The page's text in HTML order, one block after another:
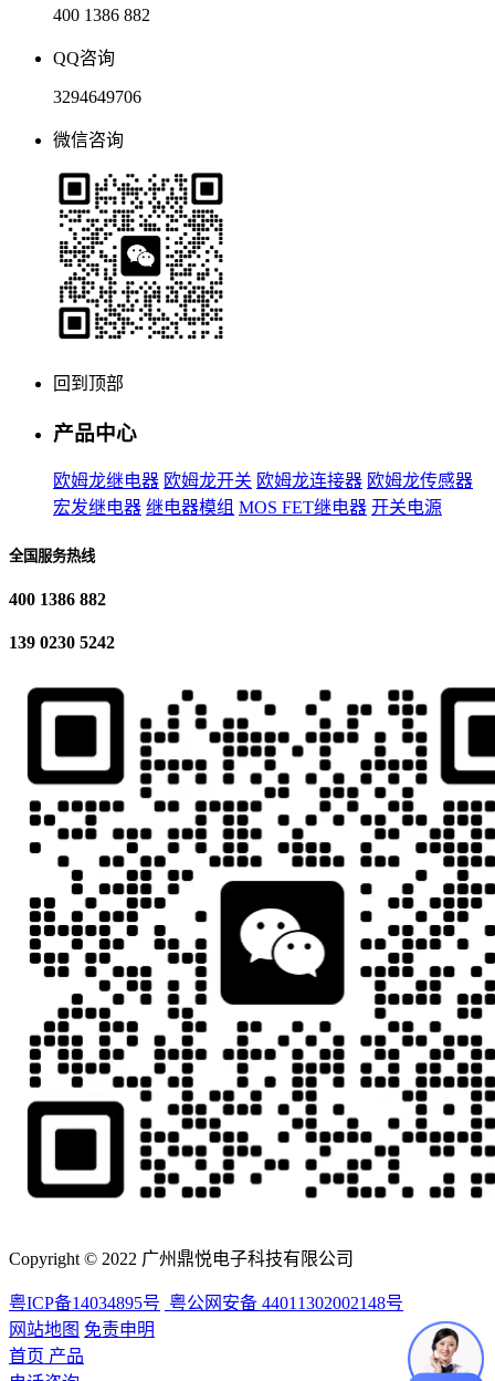
400 1386 882
QQ咨询
3294649706
微信咨询
回到顶部
产品中心
欧姆龙继电器 欧姆龙开关 欧姆龙连接器 欧姆龙传感器
宏发继电器 继电器模组 MOS FET继电器 开关电源
全国服务热线
400 1386 882
139 0230 5242
Copyright © 2022 广州鼎悦电子科技有限公司
粤ICP备14034895号 粤公网安备 44011302002148号
网站地图 免责申明
首页 产品